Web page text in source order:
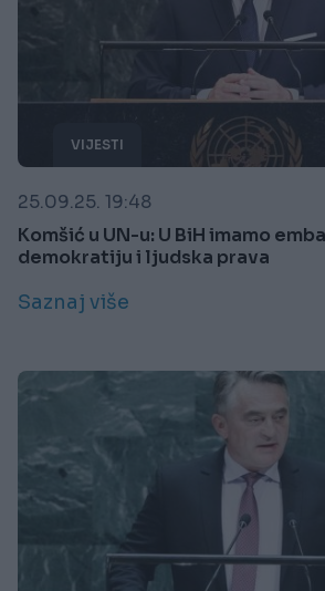
VIJESTI
25.09.25. 19:48
Komšić u UN-u: U BiH imamo
demokratiju i ljudska prava
Saznaj više